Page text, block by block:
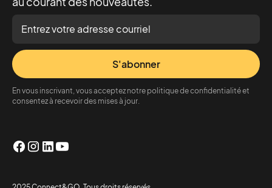
S'abonner
En vous inscrivant, vous acceptez notre politique de confidentialité et
consentez à recevoir des mises à jour.